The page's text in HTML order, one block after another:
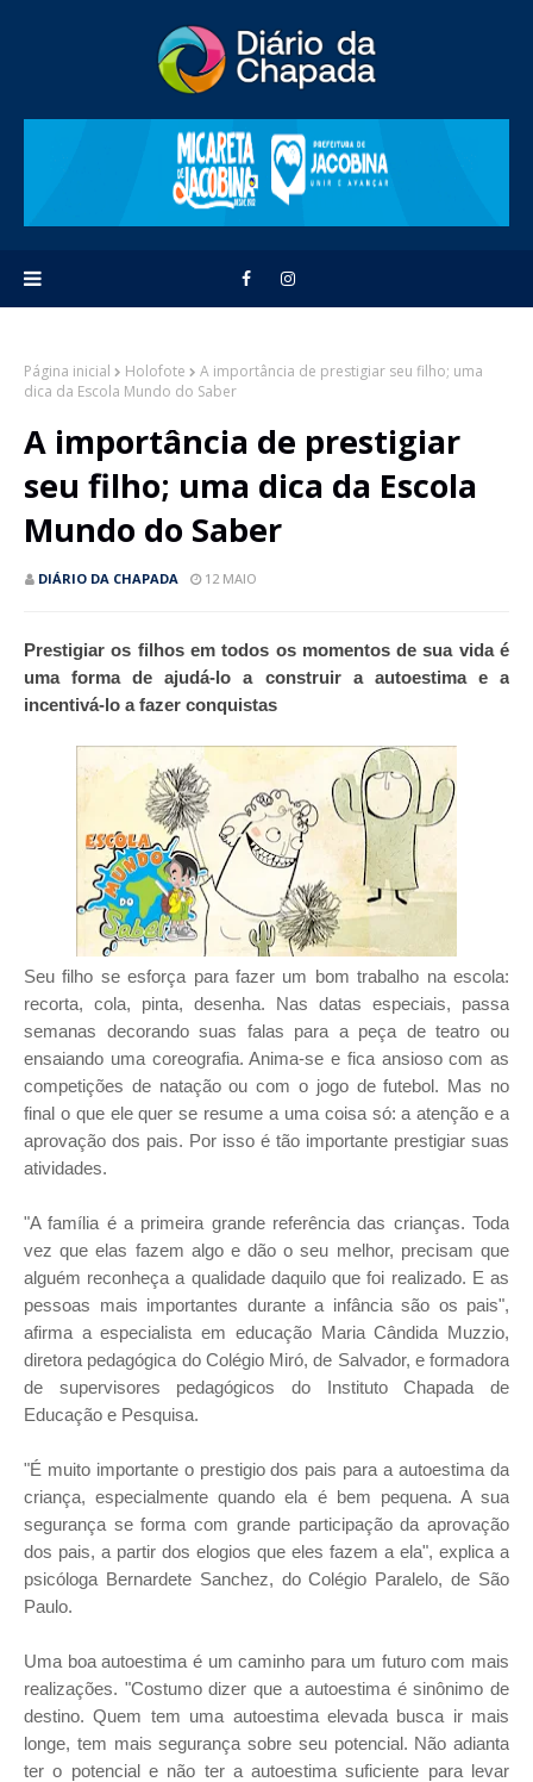
Página inicial Holofote
A importância de prestigiar seu filho; uma
dica da Escola Mundo do Saber
A importância de prestigiar
seu filho; uma dica da Escola
Mundo do Saber
DIÁRIO DA CHAPADA 12 MAIO
Prestigiar os filhos em todos os momentos de sua vida é
uma forma de ajudá-lo a construir a autoestima e a
incentivá-lo a fazer conquistas
Seu filho se esforça para fazer um bom trabalho na escola:
recorta, cola, pinta, desenha. Nas datas especiais, passa
semanas decorando suas falas para a peça de teatro ou
ensaiando uma coreografia. Anima-se e fica ansioso com as
competições de natação ou com o jogo de futebol. Mas no
final o que ele quer se resume a uma coisa só: a atenção e a
aprovação dos pais. Por isso é tão importante prestigiar suas
atividades.
"A família é a primeira grande referência das crianças. Toda
vez que elas fazem algo e dão o seu melhor, precisam que
alguém reconheça a qualidade daquilo que foi realizado. E as
pessoas mais importantes durante a infância são os pais",
afirma a especialista em educação Maria Cândida Muzzio,
diretora pedagógica do Colégio Miró, de Salvador, e formadora
de supervisores pedagógicos do Instituto Chapada de
Educação e Pesquisa.
"É muito importante o prestigio dos pais para a autoestima da
criança, especialmente quando ela é bem pequena. A sua
segurança se forma com grande participação da aprovação
dos pais, a partir dos elogios que eles fazem a ela", explica a
psicóloga Bernardete Sanchez, do Colégio Paralelo, de São
Paulo.
Uma boa autoestima é um caminho para um futuro com mais
realizações. "Costumo dizer que a autoestima é sinônimo de
destino. Quem tem uma autoestima elevada busca ir mais
longe, tem mais segurança sobre seu potencial. Não adianta
ter o potencial e não ter a autoestima suficiente para levar